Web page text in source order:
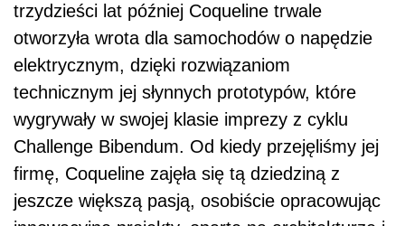
trzydzieści lat później Coqueline trwale
otworzyła wrota dla samochodów o napędzie
elektrycznym, dzięki rozwiązaniom
technicznym jej słynnych prototypów, które
wygrywały w swojej klasie imprezy z cyklu
Challenge Bibendum. Od kiedy przejęliśmy jej
firmę, Coqueline zajęła się tą dziedziną z
jeszcze większą pasją, osobiście opracowując